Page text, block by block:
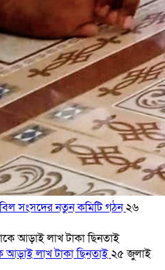
সংসদের নতুন কমিটি গঠন২৬
আড়াই লাখ টাকা ছিনতাই২৫ জুলাই